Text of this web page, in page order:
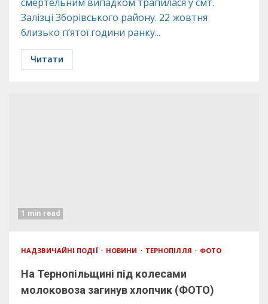
Залізці Зборівського району. 22 жовтня
близько п’ятої години ранку...
Читати
1 min read
НАДЗВИЧАЙНІ ПОДІЇ НОВИНИ ТЕРНОПІЛЛЯ ФОТО
На Тернопільщині під колесами
молоковоза загинув хлопчик (ФОТО)